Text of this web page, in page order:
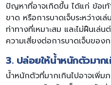
ปัญหาที่อาจเกิดขึ้น ได้แก่ ข้อเ
ขาด หรือการบาดเจ็บระหว่างเ
ท่าทางที่เหมาะสม และไม่ฝืนเล่
ความเสี่ยงต่อการบาดเจ็บของก
3. ปล่อยให้น้ำหนักตัวมาก
น้ำหนักตัวที่มากเกินไปอาจเพิ่มภ